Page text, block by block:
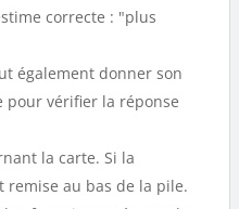
correcte : "plus
également donner son
pour vérifier la réponse
la carte. Si la
remise au bas de la pile.